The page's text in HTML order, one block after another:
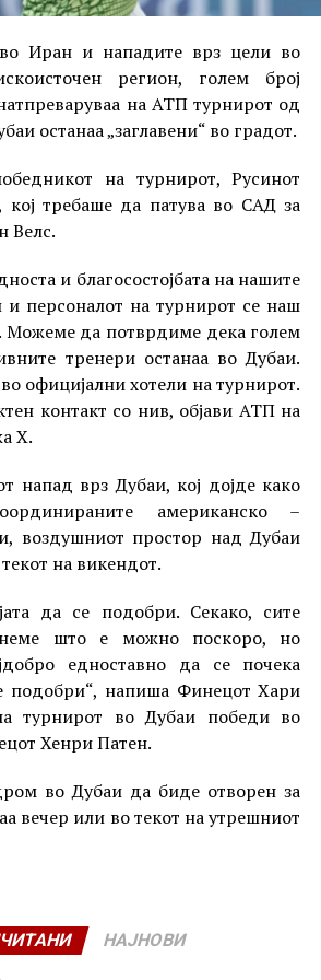
Иран и нападите врз цели во
регион, голем број
на АТП турнирот од
останаа „заглавени“ во градот.
на турнирот, Русинот
требаше да патува во САД за
Велс.
и благосостојбата на нашите
и персоналот на турнирот се наш
Можеме да потврдиме дека голем
тренери останаа во Дубаи.
официјални хотели на турнирот.
контакт со нив, објави АТП на
X.
напад врз Дубаи, кој дојде како
американско –
воздушниот простор над Дубаи
на викендот.
да се подобри. Секако, сите
што е можно поскоро, но
едноставно да се почека
подобри“, напиша Финецот Хари
турнирот во Дубаи победи во
Хенри Патен.
во Дубаи да биде отворен за
вечер или во текот на утрешниот
НАЈНОВИ